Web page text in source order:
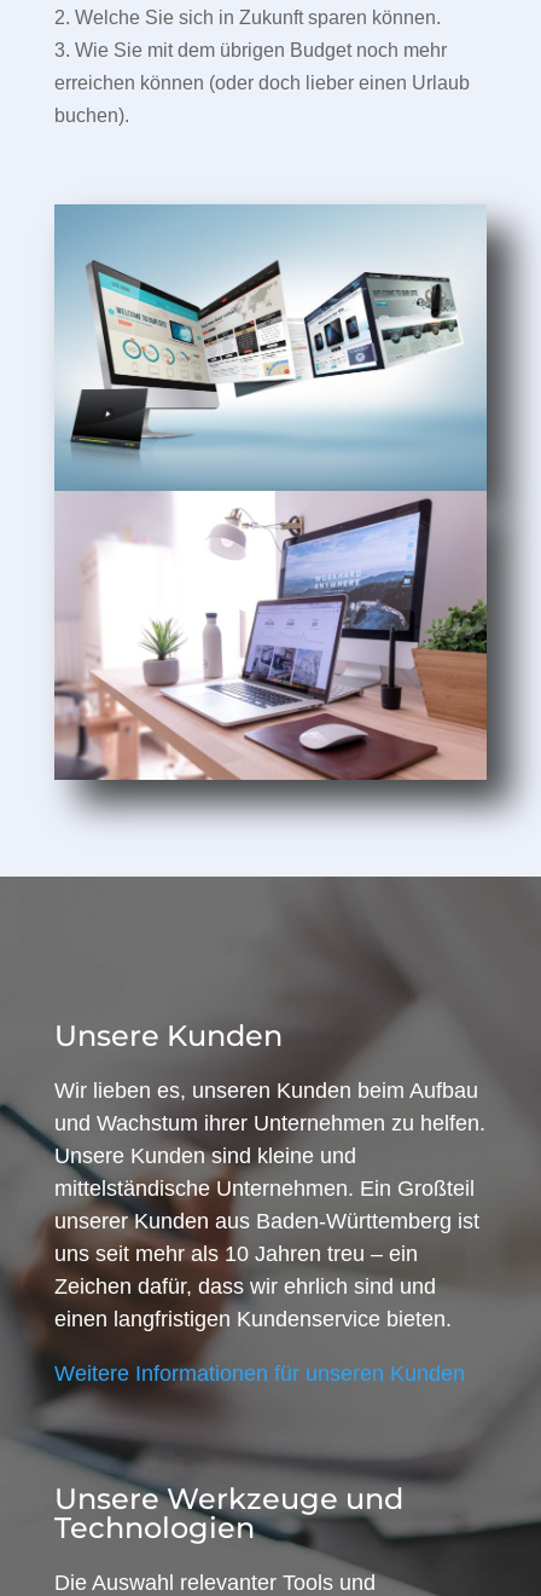
2. Welche Sie sich in Zukunft sparen können.
3. Wie Sie mit dem übrigen Budget noch mehr
erreichen können (oder doch lieber einen Urlaub
buchen).
Unsere Kunden
Wir lieben es, unseren Kunden beim Aufbau
und Wachstum ihrer Unternehmen zu helfen.
Unsere Kunden sind kleine und
mittelständische Unternehmen. Ein Großteil
unserer Kunden aus Baden-Württemberg ist
uns seit mehr als 10 Jahren treu – ein
Zeichen dafür, dass wir ehrlich sind und
einen langfristigen Kundenservice bieten.
Weitere Informationen für unseren Kunden
Unsere Werkzeuge und
Technologien
Die Auswahl relevanter Tools und